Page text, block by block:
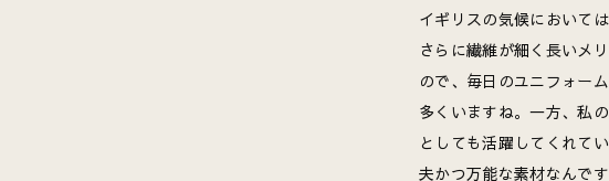
イギリスの気候において
さらに繊維が細く長いメ
ので、毎日のユニフォー
多くいますね。一方、私
としても活躍してくれて
夫かつ万能な素材なんで